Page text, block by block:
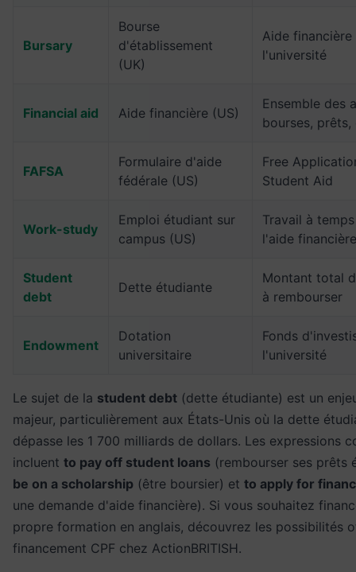
Bursary
Bourse
d'établissement
(UK)
Aide financière
l'université
Financial aid Aide financière (US)
Ensemble des
bourses, prêts,
FAFSA
Formulaire d'aide
fédérale (US)
Free
Student Aid
Work-study
Emploi étudiant sur
campus (US)
Travail à
l'aide financière
Student
debt
Dette étudiante
Montant total
à rembourser
Endowment
Dotation
universitaire
Fonds
l'université
Le sujet de la student debt (dette étudiante) est un
majeur, particulièrement aux États-Unis où la dette
dépasse les 1 700 milliards de dollars. Les expressions
incluent to pay off student loans (rembourser ses prêts
be on a scholarship (être boursier) et to apply for
une demande d'aide financière). Si vous souhaitez
propre formation en anglais, découvrez les possibilités
financement CPF chez ActionBRITISH.